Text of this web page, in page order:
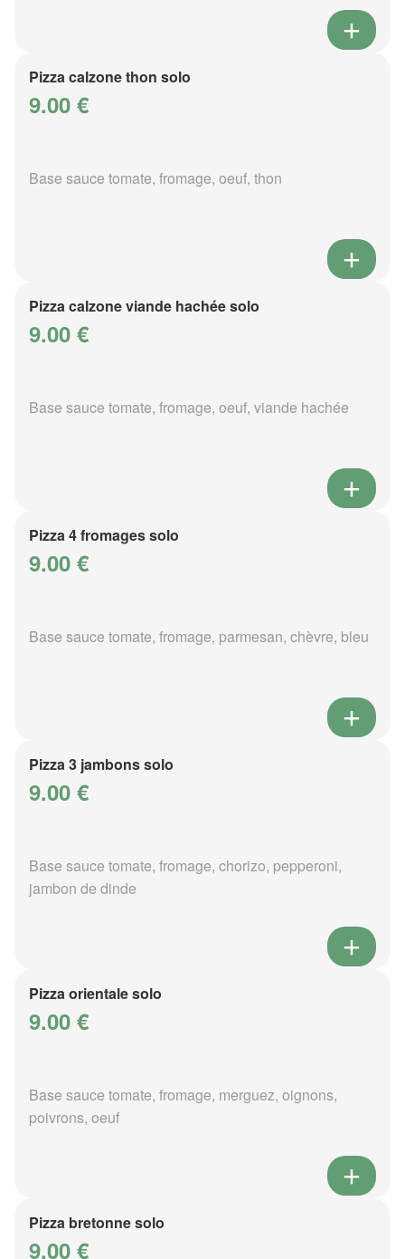
Pizza calzone thon solo
9.00 €
Base sauce tomate, fromage, oeuf, thon
Pizza calzone viande hachée solo
9.00 €
Base sauce tomate, fromage, oeuf, viande hachée
Pizza 4 fromages solo
9.00 €
Base sauce tomate, fromage, parmesan, chèvre, bleu
Pizza 3 jambons solo
9.00 €
Base sauce tomate, fromage, chorizo, pepperoni,
jambon de dinde
Pizza orientale solo
9.00 €
Base sauce tomate, fromage, merguez, oignons,
poivrons, oeuf
Pizza bretonne solo
9.00 €